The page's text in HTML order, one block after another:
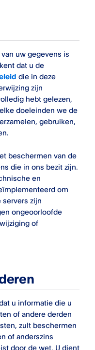
uw gegevens is
dat u de
die in deze
zijn
hebt gelezen,
doeleinden we de
gebruiken,
beschermen van de
die in ons bezit zijn.
en
om
servers zijn
ongeoorloofde
of
u informatie die u
of andere derden
zult beschermen
of anderszins
door de wet. U dient